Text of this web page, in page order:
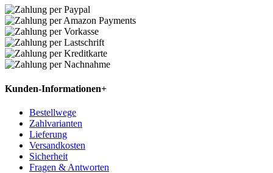
Kunden-Informationen+
Bestellwege
Zahlvarianten
Lieferung
Versandkosten
Sicherheit
Fragen & Antworten